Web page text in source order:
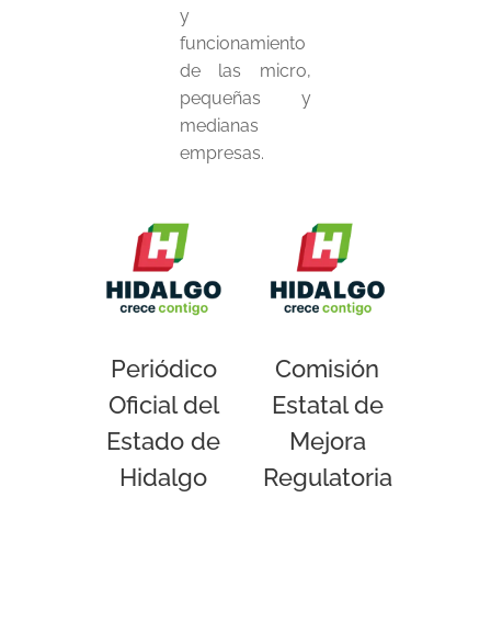
y
funcionamiento
de las micro,
pequeñas y
medianas
empresas.
Periódico
Oficial del
Estado de
Hidalgo
Comisión
Estatal de
Mejora
Regulatoria